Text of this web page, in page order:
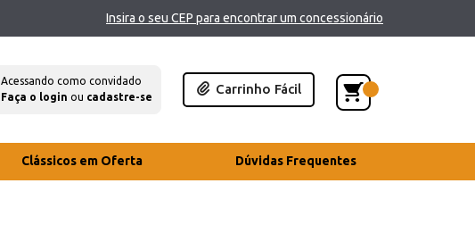
Insira o seu CEP para encontrar um concessionário
Acessando como convidado
Faça o login ou cadastre-se
Carrinho Fácil
Clássicos em Oferta Dúvidas Frequentes